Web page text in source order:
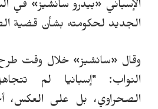
الإسباني «بيدرو سانشيز» في
الجديد لحكومته بشأن قضية
وقال «سانشيز» خلال وقت
النواب: "إسبانيا لم
الصحراوي، بل على العكس،